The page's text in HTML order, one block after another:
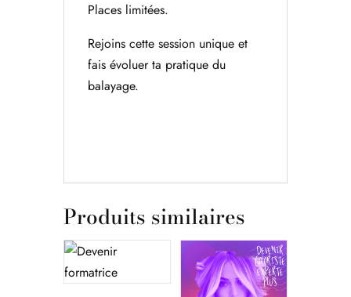
Places limitées.
Rejoins cette session unique et
fais évoluer ta pratique du
balayage.
Produits similaires